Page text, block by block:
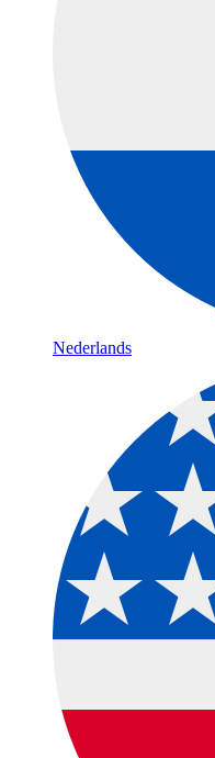
Nederlands